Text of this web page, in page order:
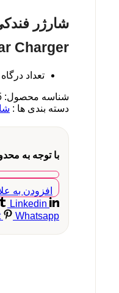
Charger
تعداد
شناسه محصول:
دسته بندی ها :
با توجه به
افزودن به
Linkedin
Whatsapp